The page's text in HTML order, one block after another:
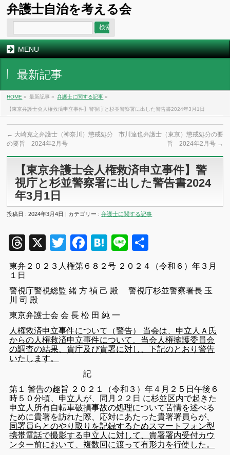
弁護士自治を考える会
MENU
最新記事
HOME » 最新記事 » 弁護士に関する記事 »
【東京弁護士会人権救済申立事件】警視庁と杉並警察署に出した警告書2024年3月1日
← 大崎克之弁護士（神奈川）懲戒処分
の要旨 2024年2月号
市川達也弁護士（東京）懲戒処分の要
旨 2024年2月号 →
【東京弁護士会人権救済申立事件】警
視庁と杉並警察署に出した警告書2024
年3月1日
投稿日 : 2024年3月4日 | カテゴリー :弁護士に関する記事
Threads
X TwitterFacebook
Hatena
Line
有
東弁２０２３人権第６８２号 ２０２４（令和６）年３月
１日
警視庁警視総監 緒 方 禎 己 殿 警視庁杉並警察署長 玉
川 司 殿
東京弁護士会 会 長 松 田 純 一
人権救済申立事件について（警告） 当会は、申立人Ａ氏
からの人権救済申立事件について、当会人権擁護委員会
の調査の結果、貴庁及び貴署に対し、下記のとおり警告
いたします。
記
第１ 警告の趣旨 ２０２１（令和３）年４月２５日午後６
時５０分頃、申立人が、同月２２日 に杉並区内で起きた
申立人所有自転車破損事故の処理について苦情を述べる
ために貴署を訪れた際、応対にあたった貴署署員らが、
同署員らとのやり取りを記録するためスマートフォン型
携帯電話で撮影する申立人に対して、貴署署内受付カウ
ンター前において、複数回に渡って有形力を行使した。